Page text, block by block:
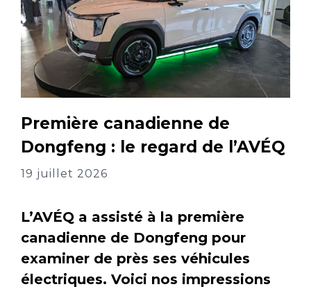
Première canadienne de
Dongfeng : le regard de l’AVÉQ
19 juillet 2026
L’AVÉQ a assisté à la première
canadienne de Dongfeng pour
examiner de près ses véhicules
électriques. Voici nos impressions